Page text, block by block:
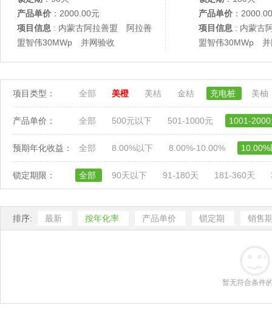
产品单价 ：2000.00元
项目信息 : 内蒙古阿拉善盟 阿拉善
盟智伟30MWp 并网验收
产品单价 ：
项目信息 : 内蒙古
盟智伟30MWp 并
项目类型： 全部 美橙 美桔 金桔 充电桩 美柚
产品单价： 全部 500元以下 501-1000元 1001-
预期年化收益： 全部 8.00%以下 8.00%-10.00%
锁定期限： 全部 90天以下 91-180天 181-360天
排序: 最新 按年化率 产品单价 锁定期 销售
暂无符合条件